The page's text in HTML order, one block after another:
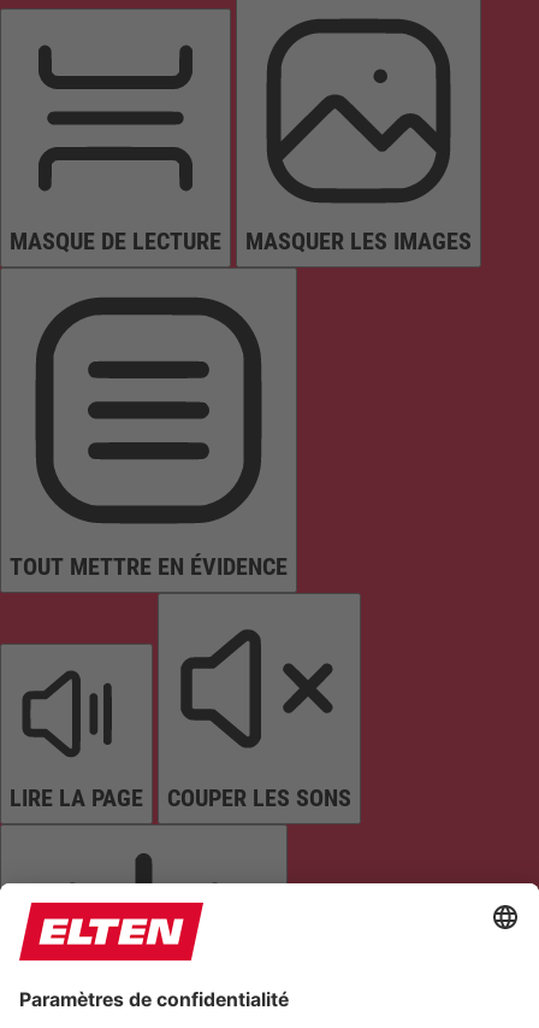
MASQUE DE LECTURE MASQUER LES IMAGES
TOUT METTRE EN ÉVIDENCE
LIRE LA PAGE COUPER LES SONS